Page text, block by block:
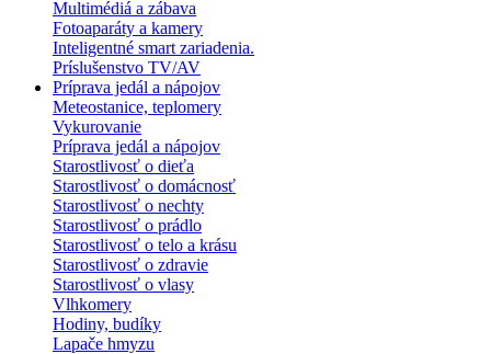
Multimédiá a zábava
Fotoaparáty a kamery
Inteligentné smart zariadenia.
Príslušenstvo TV/AV
Príprava jedál a nápojov
Meteostanice, teplomery
Vykurovanie
Príprava jedál a nápojov
Starostlivosť o dieťa
Starostlivosť o domácnosť
Starostlivosť o nechty
Starostlivosť o prádlo
Starostlivosť o telo a krásu
Starostlivosť o zdravie
Starostlivosť o vlasy
Vlhkomery
Hodiny, budíky
Lapače hmyzu